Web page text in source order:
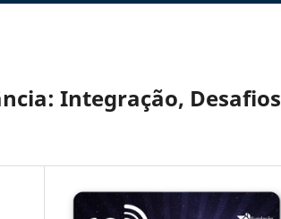
Integração, Desafios